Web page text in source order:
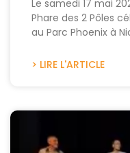
Le samedi 17 mai
Phare des 2 Pôles
au Parc Phoenix à
> LIRE L'ARTICLE